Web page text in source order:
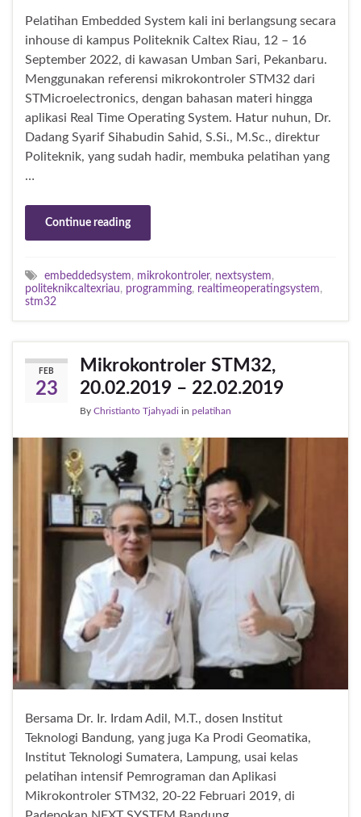
Pelatihan Embedded System kali ini berlangsung secara
inhouse di kampus Politeknik Caltex Riau, 12 – 16
September 2022, di kawasan Umban Sari, Pekanbaru.
Menggunakan referensi mikrokontroler STM32 dari
STMicroelectronics, dengan bahasan materi hingga
aplikasi Real Time Operating System. Hatur nuhun, Dr.
Dadang Syarif Sihabudin Sahid, S.Si., M.Sc., direktur
Politeknik, yang sudah hadir, membuka pelatihan yang
…
Continue reading
embeddedsystem, mikrokontroler, nextsystem,
politeknikcaltexriau, programming, realtimeoperatingsystem,
stm32
FEB
23
Mikrokontroler STM32,
20.02.2019 – 22.02.2019
By Christianto Tjahyadi in pelatihan
Bersama Dr. Ir. Irdam Adil, M.T., dosen Institut
Teknologi Bandung, yang juga Ka Prodi Geomatika,
Institut Teknologi Sumatera, Lampung, usai kelas
pelatihan intensif Pemrograman dan Aplikasi
Mikrokontroler STM32, 20-22 Februari 2019, di